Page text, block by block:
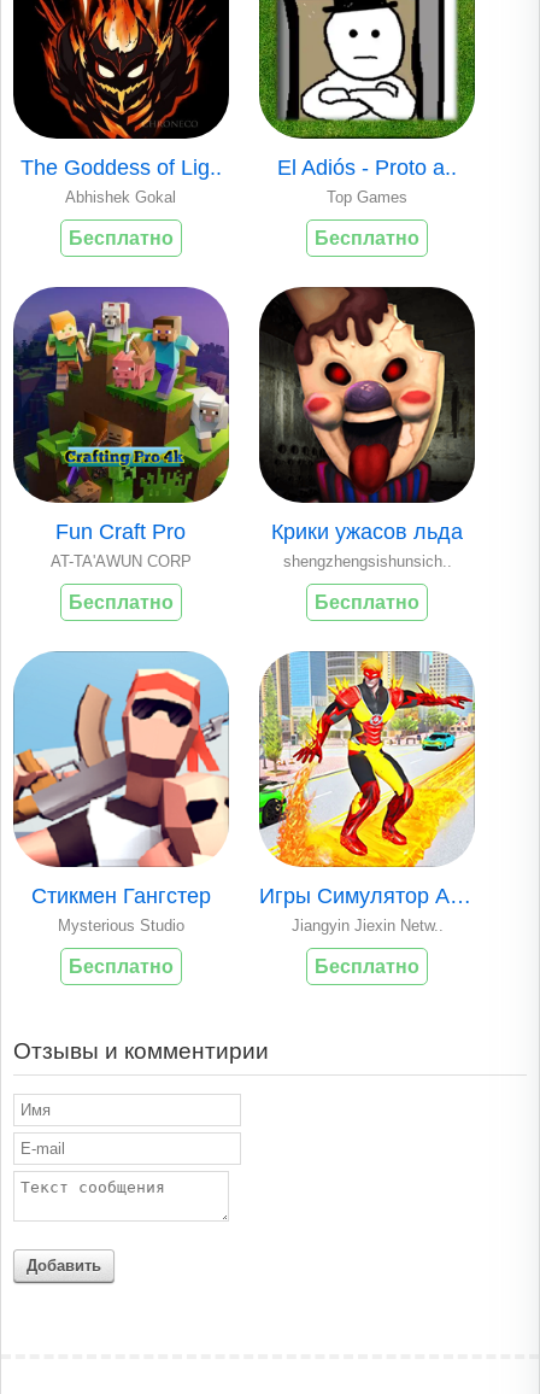
The Goddess of Lig..
Abhishek Gokal
Бесплатно
El Adiós - Proto a..
Top Games
Бесплатно
Fun Craft Pro
AT-TA'AWUN CORP
Бесплатно
Крики ужасов льда
shengzhengsishunsich..
Бесплатно
Стикмен Гангстер
Mysterious Studio
Бесплатно
Игры Симулятор Адс..
Jiangyin Jiexin Netw..
Бесплатно
Отзывы и комментирии
Добавить